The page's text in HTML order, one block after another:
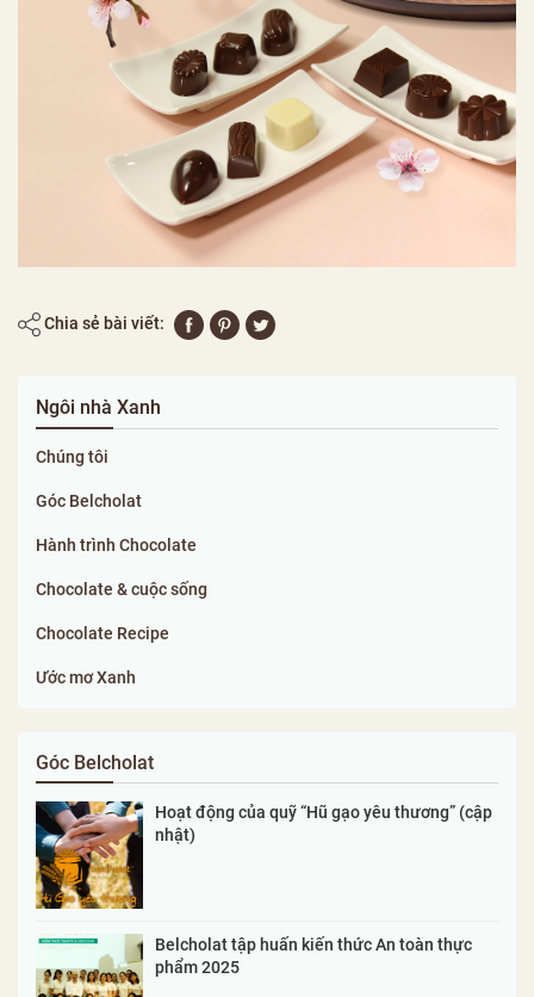
Chia sẻ bài viết:
Ngôi nhà Xanh
Chúng tôi
Góc Belcholat
Hành trình Chocolate
Chocolate & cuộc sống
Chocolate Recipe
Ước mơ Xanh
Góc Belcholat
Hoạt động của quỹ “Hũ gạo yêu thương” (cập
nhật)
Belcholat tập huấn kiến thức An toàn thực
phẩm 2025